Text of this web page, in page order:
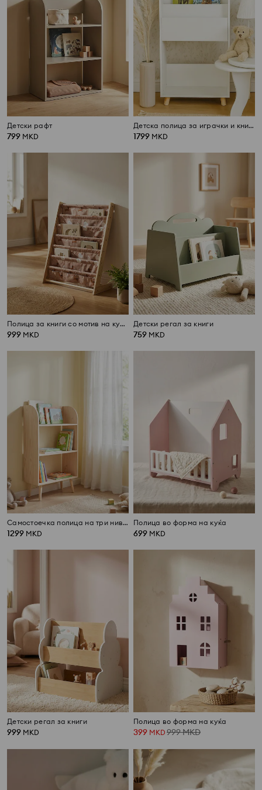
Детски рафт
799 MKD
Детска полица за играчки и книги
1799 MKD
Полица за книги со мотив на кучиња
999 MKD
Детски регал за книги
759 MKD
Самостоечка полица на три нивоа со ногарки
1299 MKD
Полица во форма на куќа
699 MKD
Детски регал за книги
999 MKD
Полицa во форма на куќа
399 MKD 999MKD